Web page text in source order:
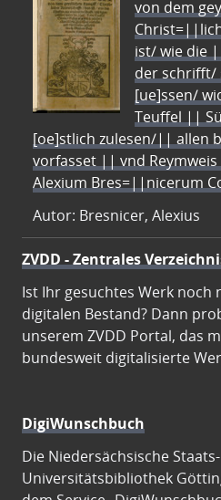
von dem
ist/ wie die
der
[ue]ssen/
Teuffel ||
[oe]stlich zulesen/|| allen
vorfasset || vnd
Alexium Bres=||nicerum
Autor: Bresnicer, Alexius
ZVDD - Zentrales
Ist Ihr gesuchtes Werk noch
digitalen Bestand? Dann
unserem ZVDD Portal, das
bundesweit digitalisierte
DigiWunschbuch
Die Niedersächsische
Universitätsbibliothek